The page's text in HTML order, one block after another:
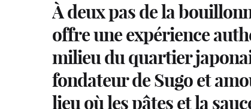
À deux pas de la
offre une expérience
milieu du quartier
fondateur de Sugo et
lieu où les pâtes et la